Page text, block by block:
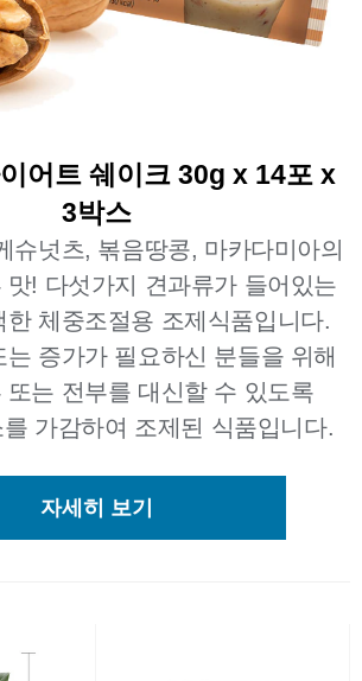
어트 쉐이크 30g x 14포 x
3박스
슈넛츠, 볶음땅콩, 마카다미아의
맛! 다섯가지 견과류가 들어있는
한 체중조절용 조제식품입니다.
증가가 필요하신 분들을 위해
또는 전부를 대신할 수 있도록
가감하여 조제된 식품입니다.
자세히 보기